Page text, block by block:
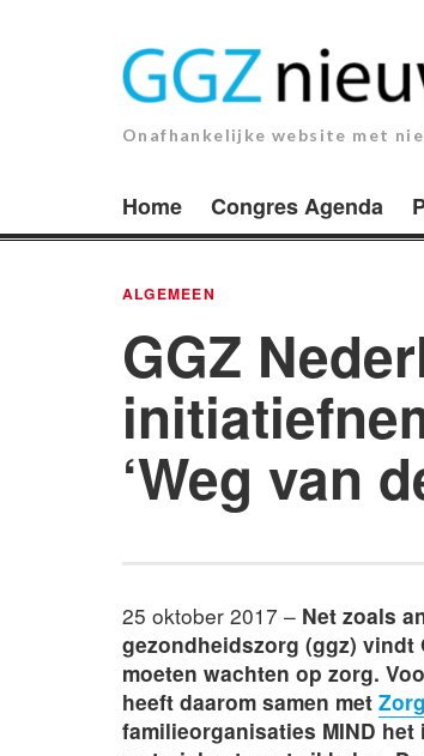
Onafhankelijke website met
Home Congres Agenda
ALGEMEEN
GGZ
‘Weg van
25 oktober 2017 – Net zoals
gezondheidszorg (ggz) vindt
moeten wachten op zorg.
heeft daarom samen met
familieorganisaties MIND